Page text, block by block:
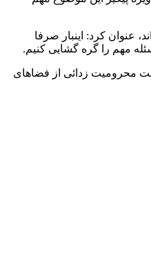
کرد: اینبار صرفا
مهم را گره گشایی کنیم.
محرومیت زدائی از فضاهای